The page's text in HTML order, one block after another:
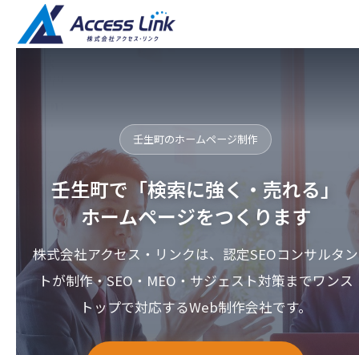
壬生町のホームページ制作
壬生町で「検索に強く・売れる」
ホームページをつくります
株式会社アクセス・リンクは、認定SEOコンサルタン
トが制作・SEO・MEO・サジェスト対策までワンス
トップで対応するWeb制作会社です。